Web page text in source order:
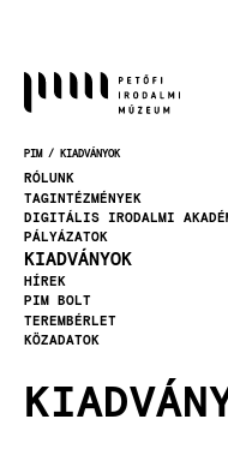
MORZSA
PIM KIADVÁNYOK
RÓLUNK
TAGINTÉZMÉNYEK
DIGITÁLIS IRODALMI
PÁLYÁZATOK
KIADVÁNYOK
HÍREK
PIM BOLT
TEREMBÉRLET
KÖZADATOK